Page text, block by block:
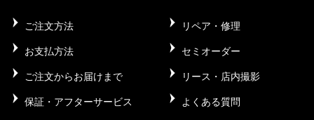
ご注文方法
リペア・修理
お支払方法
セミオーダー
ご注文からお届けまで
リース・店内撮影
保証・アフターサービス
よくある質問